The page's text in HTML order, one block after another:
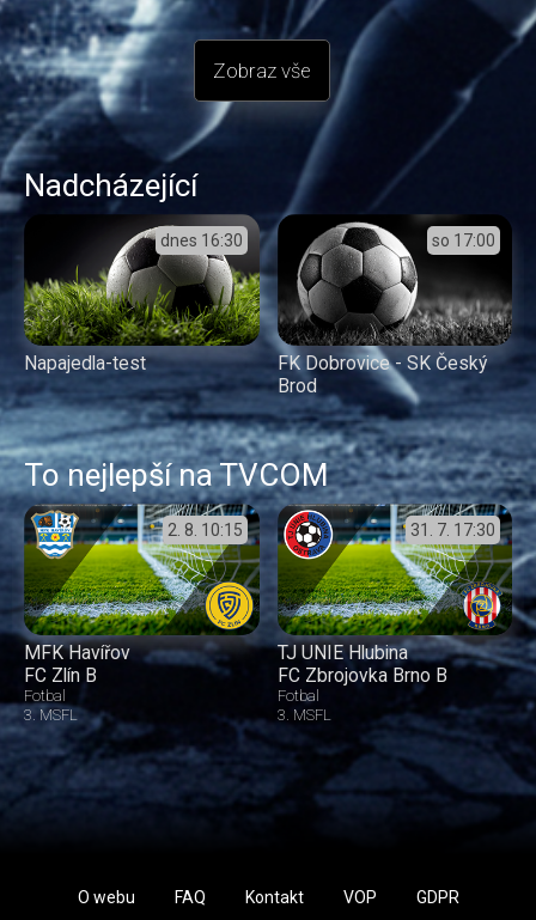
Zobraz vše
Nadcházející
dnes 16:30
Napajedla-test
so 17:00
FK Dobrovice - SK Český
Brod
To nejlepší na TVCOM
2. 8. 10:15
MFK Havířov
FC Zlín B
Fotbal
3. MSFL
31. 7. 17:30
TJ UNIE Hlubina
FC Zbrojovka Brno B
Fotbal
3. MSFL
O webu FAQ Kontakt VOP GDPR